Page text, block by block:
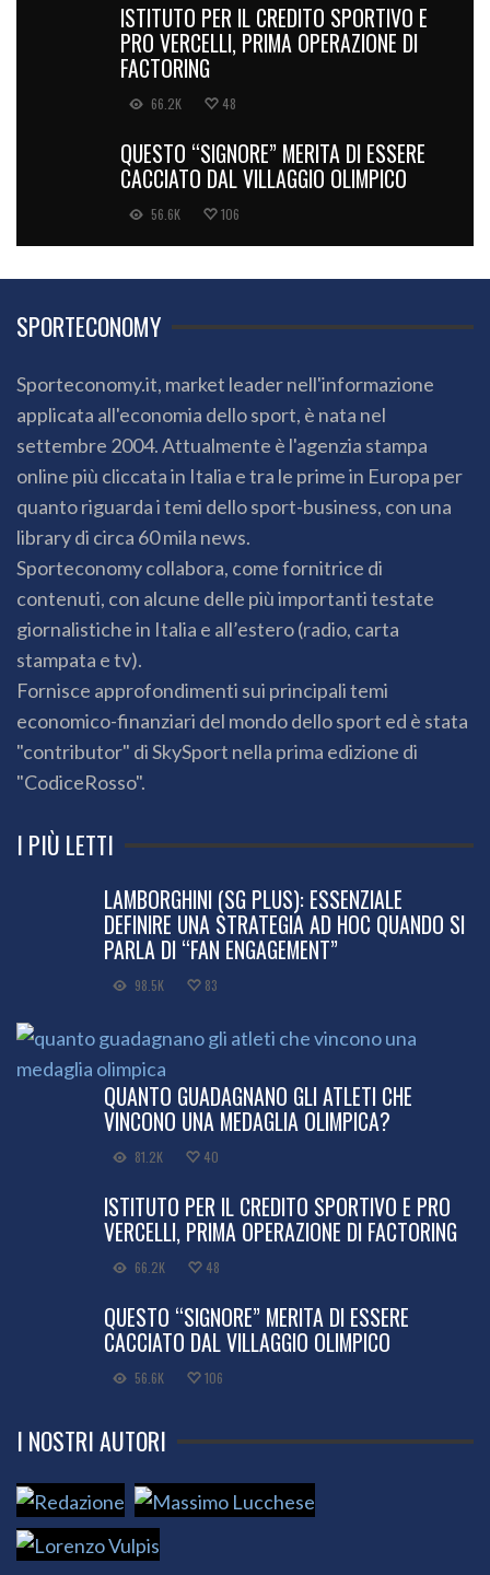
ISTITUTO PER IL CREDITO SPORTIVO E
PRO VERCELLI, PRIMA OPERAZIONE DI
FACTORING
66.2K 48
QUESTO “SIGNORE” MERITA DI ESSERE
CACCIATO DAL VILLAGGIO OLIMPICO
56.6K 106
SPORTECONOMY
Sporteconomy.it, market leader nell'informazione
applicata all'economia dello sport, è nata nel
settembre 2004. Attualmente è l'agenzia stampa
online più cliccata in Italia e tra le prime in Europa per
quanto riguarda i temi dello sport-business, con una
library di circa 60 mila news.
Sporteconomy collabora, come fornitrice di
contenuti, con alcune delle più importanti testate
giornalistiche in Italia e all’estero (radio, carta
stampata e tv).
Fornisce approfondimenti sui principali temi
economico-finanziari del mondo dello sport ed è stata
"contributor" di SkySport nella prima edizione di
"CodiceRosso".
I PIÙ LETTI
LAMBORGHINI (SG PLUS): ESSENZIALE
DEFINIRE UNA STRATEGIA AD HOC QUANDO SI
PARLA DI “FAN ENGAGEMENT”
98.5K 83
QUANTO GUADAGNANO GLI ATLETI CHE
VINCONO UNA MEDAGLIA OLIMPICA?
81.2K 40
ISTITUTO PER IL CREDITO SPORTIVO E PRO
VERCELLI, PRIMA OPERAZIONE DI FACTORING
66.2K 48
QUESTO “SIGNORE” MERITA DI ESSERE
CACCIATO DAL VILLAGGIO OLIMPICO
56.6K 106
I NOSTRI AUTORI